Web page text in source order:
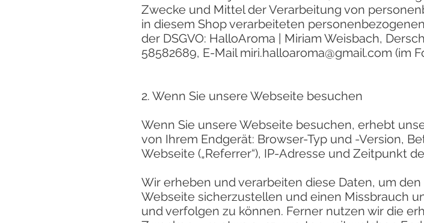
Zwecke und Mittel der Verarbeitung von
in diesem Shop verarbeiteten
der DSGVO: HalloAroma | Miriam Weisbach,
58582689, E-Mailmiri.halloaroma@gmail.com (im
2. Wenn Sie unsere Webseite besuchen
Wenn Sie unsere Webseite besuchen, erhebt
von Ihrem Endgerät: Browser-Typ und -Version,
Webseite („Referrer“), IP-Adresse und Zeitpunkt
Wir erheben und verarbeiten diese Daten, um
Webseite sicherzustellen und einen Missbrauch
und verfolgen zu können. Ferner nutzen wir die